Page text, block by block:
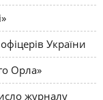
України
Орла»
журналу